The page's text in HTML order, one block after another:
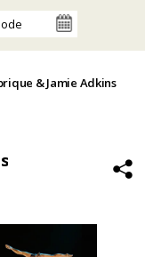
& Jamie Adkins